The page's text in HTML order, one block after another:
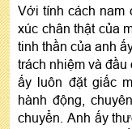
Với tính cách nam
xúc chân thật của
tinh thần của anh
trách nhiệm và đầu
ấy luôn đặt giấc
hành động,
chuyển. Anh ấy